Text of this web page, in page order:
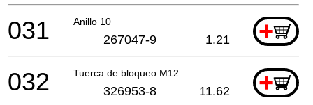
Anillo 10 +
031 267047-9 1.21
Tuerca de bloqueo M12 +
032 326953-8 11.62